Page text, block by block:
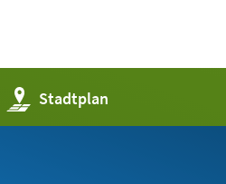
Stadtplan
(Öffnet
in
einem